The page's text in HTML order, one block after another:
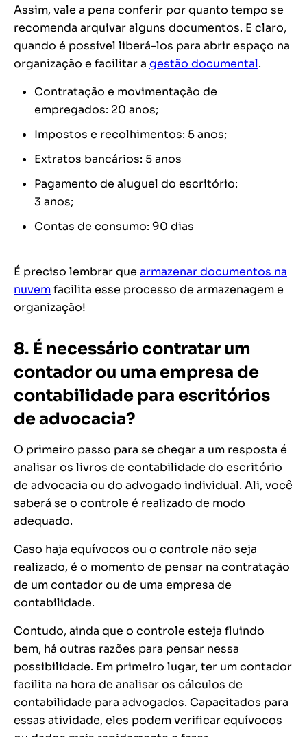
Assim, vale a pena conferir por quanto tempo se
recomenda arquivar alguns documentos. E claro,
quando é possível liberá-los para abrir espaço na
organização e facilitar a gestão documental.
Contratação e movimentação de
empregados: 20 anos;
Impostos e recolhimentos: 5 anos;
Extratos bancários: 5 anos
Pagamento de aluguel do escritório:
3 anos;
Contas de consumo: 90 dias
É preciso lembrar que armazenar documentos na
nuvemfacilita esse processo de armazenagem e
organização!
8. É necessário contratar um
contador ou uma empresa de
contabilidade para escritórios
de advocacia?
O primeiro passo para se chegar a um resposta é
analisar os livros de contabilidade do escritório
de advocacia ou do advogado individual. Ali, você
saberá se o controle é realizado de modo
adequado.
Caso haja equívocos ou o controle não seja
realizado, é o momento de pensar na contratação
de um contador ou de uma empresa de
contabilidade.
Contudo, ainda que o controle esteja fluindo
bem, há outras razões para pensar nessa
possibilidade. Em primeiro lugar, ter um contador
facilita na hora de analisar os cálculos de
contabilidade para advogados. Capacitados para
essas atividade, eles podem verificar equívocos